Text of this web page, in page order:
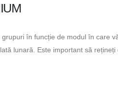
în funcție de modul în care
lunară. Este important să